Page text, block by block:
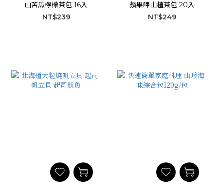
山苦瓜檸檬茶包 16入
NT$239
蘋果呷山楂茶包 20入
NT$249